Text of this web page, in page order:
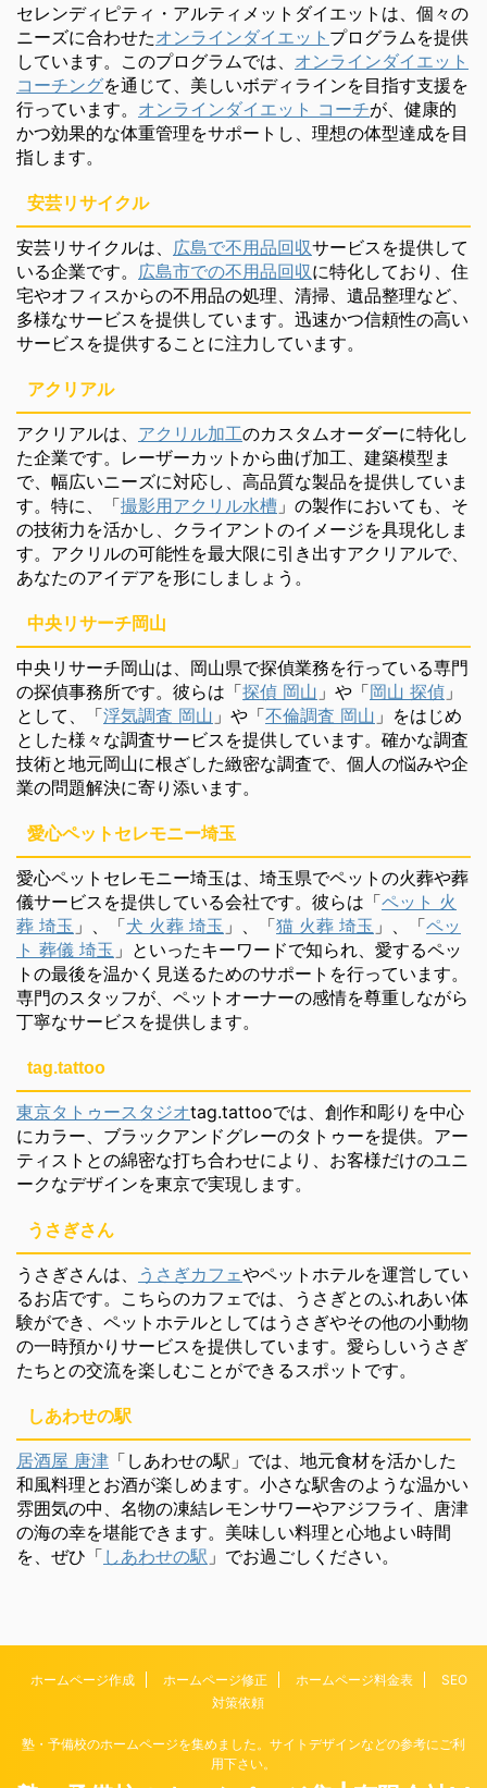
セレンディピティ・アルティメットダイエットは、個々の
ニーズに合わせたオンラインダイエット プログラムを提供
しています。このプログラムでは、 オンラインダイエット
コーチングを通じて、美しいボディラインを目指す支援を
行っています。 オンラインダイエット コーチが、健康的
かつ効果的な体重管理をサポートし、理想の体型達成を目
指します。
安芸リサイクル
安芸リサイクルは、 広島で不用品回収サービスを提供して
いる企業です。 広島市での不用品回収に特化しており、住
宅やオフィスからの不用品の処理、清掃、遺品整理など、
多様なサービスを提供しています。迅速かつ信頼性の高い
サービスを提供することに注力しています。
アクリアル
アクリアルは、 アクリル加工のカスタムオーダーに特化し
た企業です。レーザーカットから曲げ加工、建築模型ま
で、幅広いニーズに対応し、高品質な製品を提供していま
す。特に、「撮影用アクリル水槽 」の製作においても、そ
の技術力を活かし、クライアントのイメージを具現化しま
す。アクリルの可能性を最大限に引き出すアクリアルで、
あなたのアイデアを形にしましょう。
中央リサーチ岡山
中央リサーチ岡山は、岡山県で探偵業務を行っている専門
の探偵事務所です。彼らは「探偵 岡山 」や「岡山 探偵 」
として、「浮気調査 岡山 」や「不倫調査 岡山 」をはじめ
とした様々な調査サービスを提供しています。確かな調査
技術と地元岡山に根ざした緻密な調査で、個人の悩みや企
業の問題解決に寄り添います。
愛心ペットセレモニー埼玉
愛心ペットセレモニー埼玉は、埼玉県でペットの火葬や葬
儀サービスを提供している会社です。彼らは「ペット 火
葬 埼玉 」、「犬 火葬 埼玉 」、「猫 火葬 埼玉 」、「ペッ
ト 葬儀 埼玉 」といったキーワードで知られ、愛するペッ
トの最後を温かく見送るためのサポートを行っています。
専門のスタッフが、ペットオーナーの感情を尊重しながら
丁寧なサービスを提供します。
tag.tattoo
東京タトゥースタジオtag.tattooでは、創作和彫りを中心
にカラー、ブラックアンドグレーのタトゥーを提供。アー
ティストとの綿密な打ち合わせにより、お客様だけのユニ
ークなデザインを東京で実現します。
うさぎさん
うさぎさんは、 うさぎカフェやペットホテルを運営してい
るお店です。こちらのカフェでは、うさぎとのふれあい体
験ができ、ペットホテルとしてはうさぎやその他の小動物
の一時預かりサービスを提供しています。愛らしいうさぎ
たちとの交流を楽しむことができるスポットです。
しあわせの駅
居酒屋 唐津 「しあわせの駅」では、地元食材を活かした
和風料理とお酒が楽しめます。小さな駅舎のような温かい
雰囲気の中、名物の凍結レモンサワーやアジフライ、唐津
の海の幸を堪能できます。美味しい料理と心地よい時間
を、ぜひ「 しあわせの駅 」でお過ごしください。
ホームページ作成 ホームページ修正 ホームページ料金表
SEO
対策依頼
塾・予備校のホームページを集めました。サイトデザインなどの参考にご利
用下さい。